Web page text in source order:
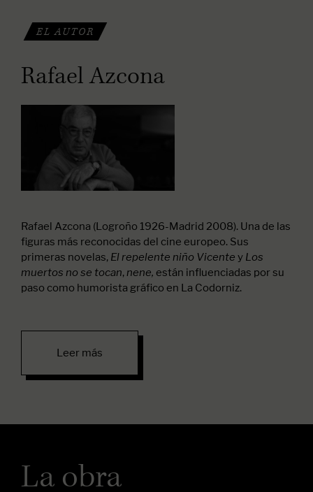
EL AUTOR
Rafael Azcona
Rafael Azcona (Logroño 1926-Madrid 2008). Una de las
figuras más reconocidas del cine europeo. Sus
primeras novelas, El repelente niño Vicente y Los
muertos no se tocan,nene, están influenciadas por su
paso como humorista gráfico en La Codorniz.
Leer más
La obra